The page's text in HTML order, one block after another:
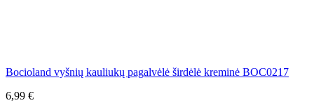
Bocioland vyšnių kauliukų pagalvėlė širdėlė kreminė BOC0217
6,99 €